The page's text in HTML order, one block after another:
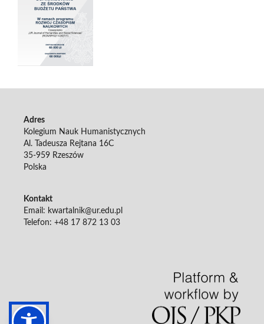
Adres
Kolegium Nauk Humanistycznych
Al. Tadeusza Rejtana 16C
35-959 Rzeszów
Polska
Kontakt
Email: kwartalnik@ur.edu.pl
Telefon: +48 17 872 13 03